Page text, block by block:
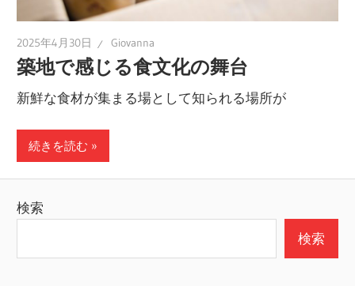
2025年4月30日 Giovanna
築地で感じる食文化の舞台
新鮮な食材が集まる場として知られる場所が
続きを読む
検索
検索